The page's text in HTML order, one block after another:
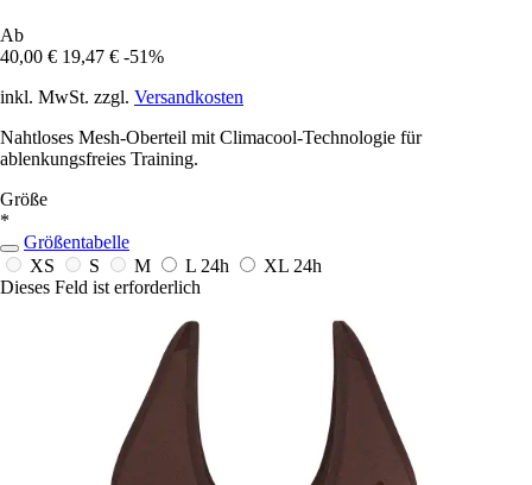
Ab
40,00 € 19,47 € -51%
inkl. MwSt. zzgl. Versandkosten
Nahtloses Mesh-Oberteil mit Climacool-Technologie für
ablenkungsfreies Training.
Größe
*
Größentabelle
XS
S M L 24h XL 24h
Dieses Feld ist erforderlich